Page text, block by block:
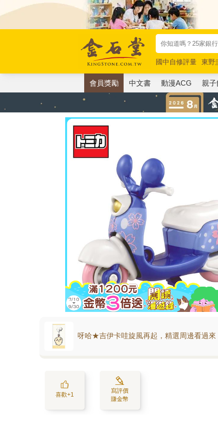
國中自修評量
東野
唯紅花綻放
奧德賽
會員獎勵 中文書 動漫ACG 親
呀哈★吉伊卡哇旋風再起，精選周邊看過來
喜歡+1
寫評價
賺金幣